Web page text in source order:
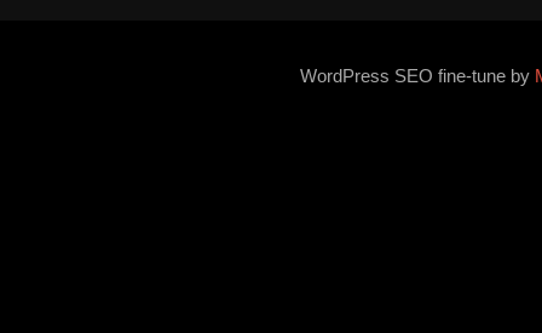
WordPress SEO fine-tune by